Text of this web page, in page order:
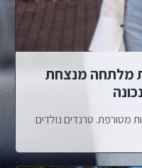
מלתחה מנצחת
מטורפת. טרנדים נולדים